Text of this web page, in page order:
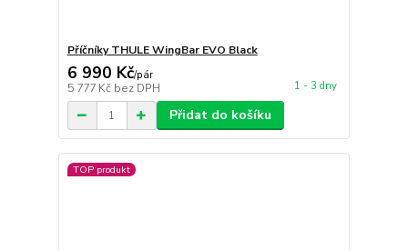
Příčníky THULE WingBar EVO Black
6 990 Kč/pár
5 777 Kč bez DPH 1 - 3 dny
Přidat do košíku
TOP produkt